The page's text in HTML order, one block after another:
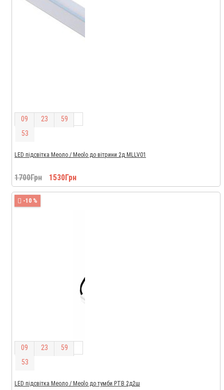
09 23 59
51
LED підсвітка Меоло / Meolo до вітрини 2д MLLV01
1700Грн 1530Грн
-10 %
09 23 59
51
LED підсвітка Меоло / Meolo до тумби РТВ 2д2ш